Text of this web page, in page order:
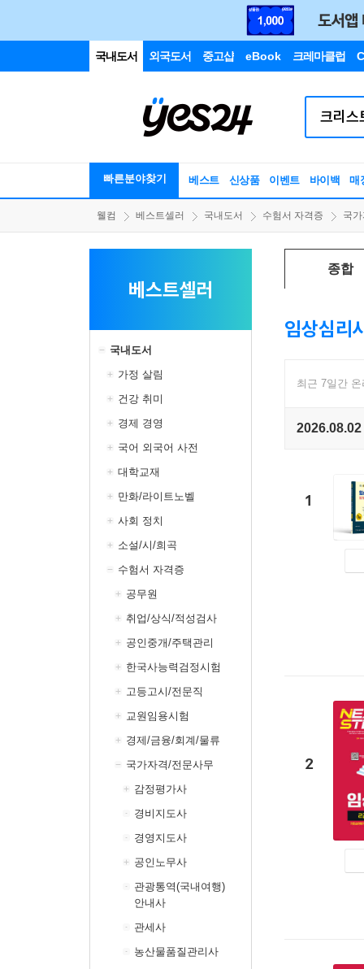
국내도서 외국도서 중고샵 eBook 크레마클럽
빠른분야찾기 베스트 신상품 이벤트 바이백 매
웰컴 베스트셀러 국내도서 수험서 자격증 국
베스트셀러
국내도서
가정 살림
건강 취미
경제 경영
국어 외국어 사전
대학교재
만화/라이트노벨
사회 정치
소설/시/희곡
수험서 자격증
공무원
취업/상식/적성검사
공인중개/주택관리
한국사능력검정시험
고등고시/전문직
교원임용시험
경제/금융/회계/물류
국가자격/전문사무
감정평가사
경비지도사
경영지도사
공인노무사
관광통역(국내여행)
안내사
관세사
농산물품질관리사
종합
임상심리
최근 7일간
1
2